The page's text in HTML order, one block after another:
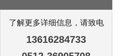
了解更多详细信息，请致电
13616284733